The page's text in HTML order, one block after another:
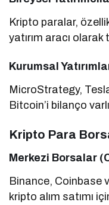
Kripto paralar,
yatırım aracı olarak
Kurumsal
MicroStrategy,
Bitcoin’i bilanço
Kripto Para
Merkezi Borsalar
Binance, Coinbase
kripto alım satımı